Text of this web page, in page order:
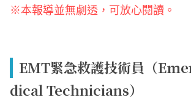
※本報導並無劇透，可放心閱讀。
EMT緊急救護技術員（
dical Technicians）